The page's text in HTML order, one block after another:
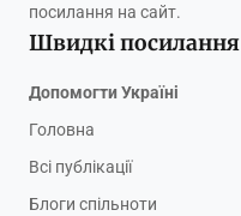
посилання на сайт.
Швидкі посилання
Допомогти Україні
Головна
Всі публікації
Блоги спільноти